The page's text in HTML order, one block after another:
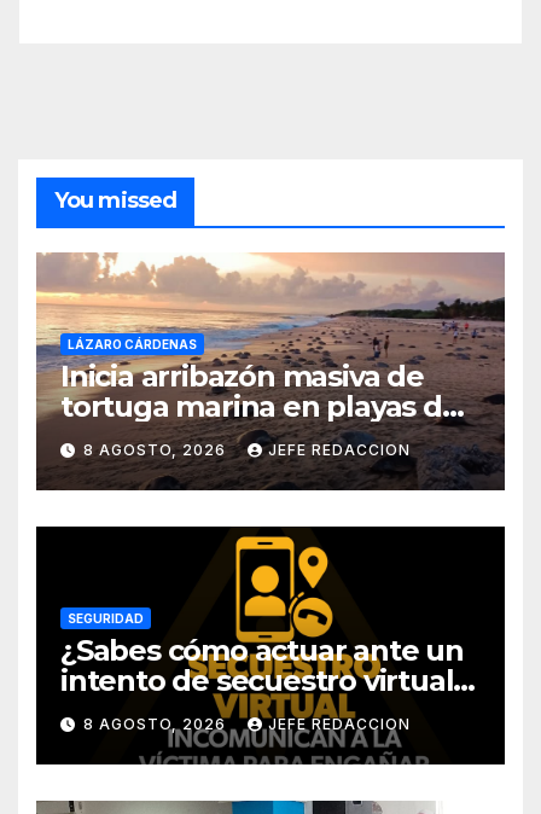
You missed
LÁZARO CÁRDENAS
Inicia arribazón masiva de
tortuga marina en playas de
Michoacán
8 AGOSTO, 2026 JEFE REDACCION
SEGURIDAD
¿Sabes cómo actuar ante un
intento de secuestro virtual?
La SSP te guía para evitarlo
8 AGOSTO, 2026 JEFE REDACCION